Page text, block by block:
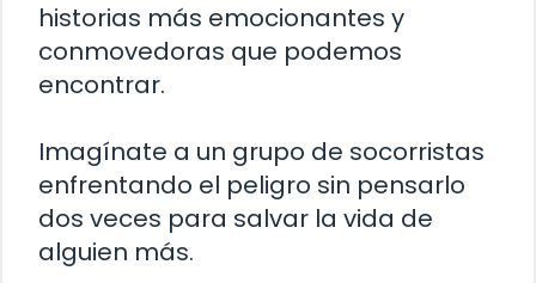
historias más emocionantes y
conmovedoras que podemos
encontrar.
Imagínate a un grupo de socorristas
enfrentando el peligro sin pensarlo
dos veces para salvar la vida de
alguien más.